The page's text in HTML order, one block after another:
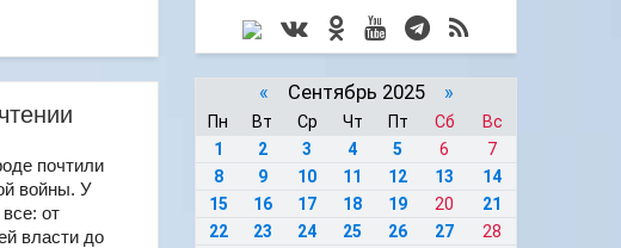
почтили
войны. У
от
власти до
« Сентябрь 2025 »
Пн Вт Ср Чт Пт Сб
Вс
1
2 3 4 5 6
7
8
9 10 11 12 13
14
15
16 17 18 19 20
21
22
23 24 25 26 27
28